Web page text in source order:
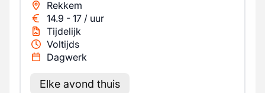
Rekkem
14.9 - 17 / uur
Tijdelijk
Voltijds
Dagwerk
Elke avond thuis